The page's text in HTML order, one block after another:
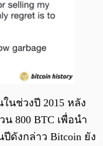
นช่วงปี 2015 หลัง
800 BTC เพื่อนำ
ดังกล่าว Bitcoin ยัง